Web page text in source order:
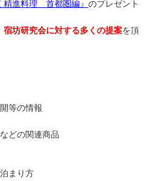
精進料理 首都圏編』 のプレゼント
坊研究会に対する多くの提案を頂
等の情報
どの関連商品
まり方